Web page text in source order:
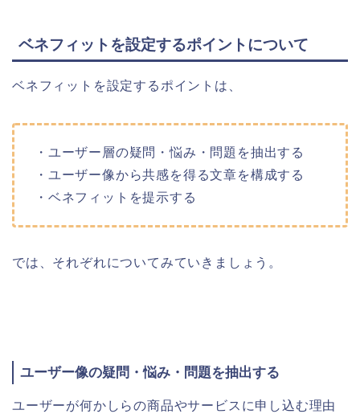
ベネフィットを設定するポイントについて
ベネフィットを設定するポイントは、
・ユーザー層の疑問・悩み・問題を抽出する
・ユーザー像から共感を得る文章を構成する
・ベネフィットを提示する
では、それぞれについてみていきましょう。
ユーザー像の疑問・悩み・問題を抽出する
ユーザーが何かしらの商品やサービスに申し込む理由